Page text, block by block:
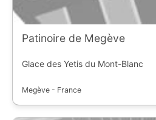
Patinoire de Megève
Glace des Yetis du Mont-Blanc
Megève - France